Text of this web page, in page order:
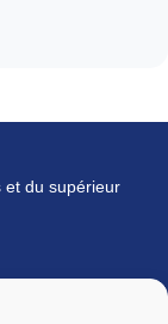
et du supérieur